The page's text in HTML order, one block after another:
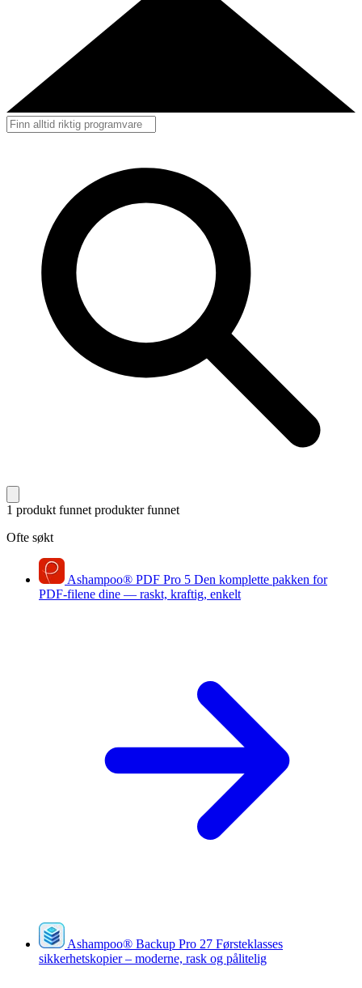
1 produkt funnet produkter funnet
Ofte søkt
Ashampoo® PDF Pro 5 Den komplette pakken for
PDF-filene dine — raskt, kraftig, enkelt
Ashampoo® Backup Pro 27 Førsteklasses
sikkerhetskopier – moderne, rask og pålitelig